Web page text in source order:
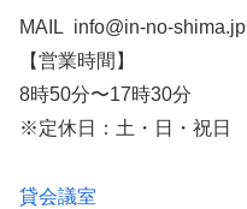
MAIL info@in-no-shima.jp
【営業時間】
8時50分〜17時30分
※定休日：土・日・祝日
貸会議室